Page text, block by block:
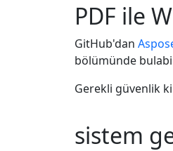
PDF ile
GitHub'dan
bölümünde
Gerekli güvenlik
sistem